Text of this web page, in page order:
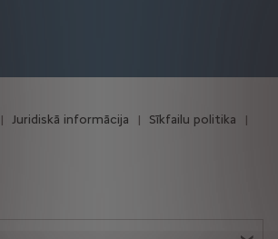
Juridiskā informācija
Sīkfailu politika